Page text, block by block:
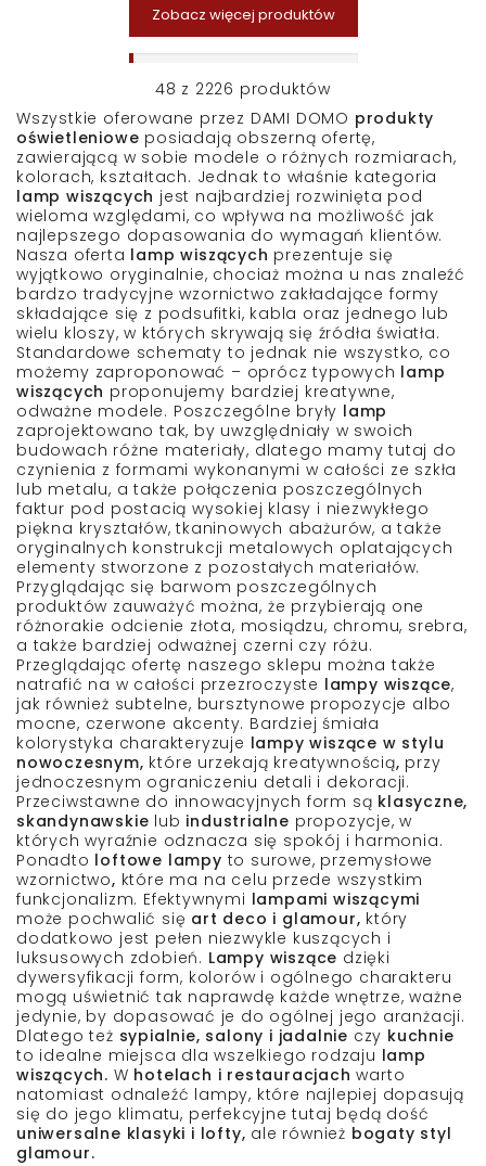
Zobacz więcej produktów
48 z 2226 produktów
Wszystkie oferowane przez DAMI DOMO produkty
oświetleniowe posiadają obszerną ofertę,
zawierającą w sobie modele o różnych rozmiarach,
kolorach, kształtach. Jednak to właśnie kategoria
lamp wiszących jest najbardziej rozwinięta pod
wieloma względami, co wpływa na możliwość jak
najlepszego dopasowania do wymagań klientów.
Nasza oferta lamp wiszących prezentuje się
wyjątkowo oryginalnie, chociaż można u nas znaleźć
bardzo tradycyjne wzornictwo zakładające formy
składające się z podsufitki, kabla oraz jednego lub
wielu kloszy, w których skrywają się źródła światła.
Standardowe schematy to jednak nie wszystko, co
możemy zaproponować – oprócz typowych lamp
wiszących proponujemy bardziej kreatywne,
odważne modele. Poszczególne bryły lamp
zaprojektowano tak, by uwzględniały w swoich
budowach różne materiały, dlatego mamy tutaj do
czynienia z formami wykonanymi w całości ze szkła
lub metalu, a także połączenia poszczególnych
faktur pod postacią wysokiej klasy i niezwykłego
piękna kryształów, tkaninowych abażurów, a także
oryginalnych konstrukcji metalowych oplatających
elementy stworzone z pozostałych materiałów.
Przyglądając się barwom poszczególnych
produktów zauważyć można, że przybierają one
różnorakie odcienie złota, mosiądzu, chromu, srebra,
a także bardziej odważnej czerni czy różu.
Przeglądając ofertę naszego sklepu można także
natrafić na w całości przezroczyste lampy wiszące,
jak również subtelne, bursztynowe propozycje albo
mocne, czerwone akcenty. Bardziej śmiała
kolorystyka charakteryzuje lampy wiszące w stylu
nowoczesnym, które urzekają kreatywnością, przy
jednoczesnym ograniczeniu detali i dekoracji.
Przeciwstawne do innowacyjnych form są klasyczne,
skandynawskie lub industrialne propozycje, w
których wyraźnie odznacza się spokój i harmonia.
Ponadto loftowe lampy to surowe, przemysłowe
wzornictwo, które ma na celu przede wszystkim
funkcjonalizm. Efektywnymi lampami wiszącymi
może pochwalić się art deco i glamour, który
dodatkowo jest pełen niezwykle kuszących i
luksusowych zdobień. Lampy wiszące dzięki
dywersyfikacji form, kolorów i ogólnego charakteru
mogą uświetnić tak naprawdę każde wnętrze, ważne
jedynie, by dopasować je do ogólnej jego aranżacji.
Dlatego też sypialnie, salony i jadalnie czy kuchnie
to idealne miejsca dla wszelkiego rodzaju lamp
wiszących. W hotelach i restauracjachwarto
natomiast odnaleźć lampy, które najlepiej dopasują
się do jego klimatu, perfekcyjne tutaj będą dość
uniwersalne klasyki i lofty, ale również bogaty styl
glamour.